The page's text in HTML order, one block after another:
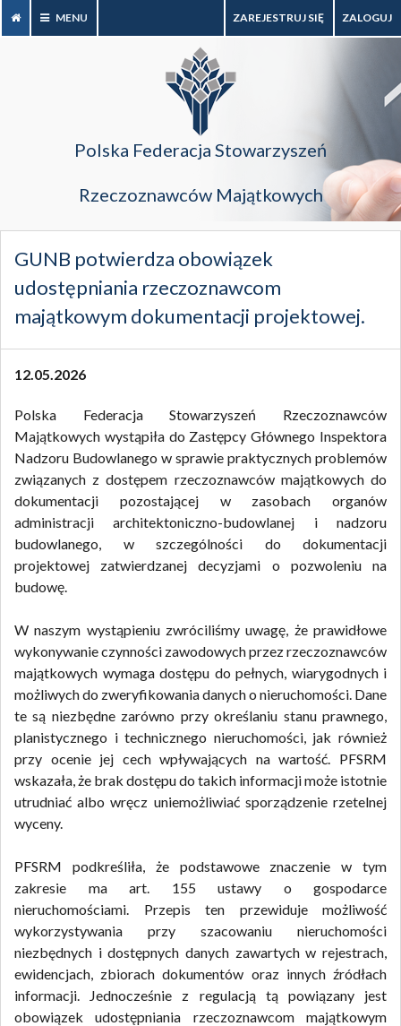
MENU ZALOGUJ
ZAREJESTRUJ SIĘ
Polska Federacja Stowarzyszeń
Rzeczoznawców Majątkowych
GUNB potwierdza obowiązek
udostępniania rzeczoznawcom
majątkowym dokumentacji projektowej.
12.05.2026
Polska Federacja Stowarzyszeń Rzeczoznawców
Majątkowych wystąpiła do Zastępcy Głównego Inspektora
Nadzoru Budowlanego w sprawie praktycznych problemów
związanych z dostępem rzeczoznawców majątkowych do
dokumentacji pozostającej w zasobach organów
administracji architektoniczno-budowlanej i nadzoru
budowlanego, w szczególności do dokumentacji
projektowej zatwierdzanej decyzjami o pozwoleniu na
budowę.
W naszym wystąpieniu zwróciliśmy uwagę, że prawidłowe
wykonywanie czynności zawodowych przez rzeczoznawców
majątkowych wymaga dostępu do pełnych, wiarygodnych i
możliwych do zweryfikowania danych o nieruchomości. Dane
te są niezbędne zarówno przy określaniu stanu prawnego,
planistycznego i technicznego nieruchomości, jak również
przy ocenie jej cech wpływających na wartość. PFSRM
wskazała, że brak dostępu do takich informacji może istotnie
utrudniać albo wręcz uniemożliwiać sporządzenie rzetelnej
wyceny.
PFSRM podkreśliła, że podstawowe znaczenie w tym
zakresie ma art. 155 ustawy o gospodarce
nieruchomościami. Przepis ten przewiduje możliwość
wykorzystywania przy szacowaniu nieruchomości
niezbędnych i dostępnych danych zawartych w rejestrach,
ewidencjach, zbiorach dokumentów oraz innych źródłach
informacji. Jednocześnie z regulacją tą powiązany jest
obowiązek udostępniania rzeczoznawcom majątkowym